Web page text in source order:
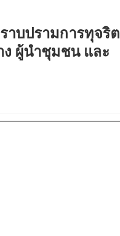
าบปรามการทุจริต
ผู้นำชุมชน และ